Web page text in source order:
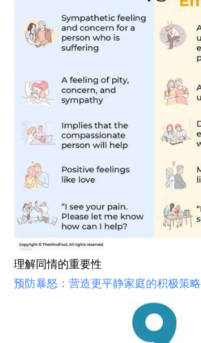
理解同情的重要性
预防暴怒：营造更平静家庭的积极策略